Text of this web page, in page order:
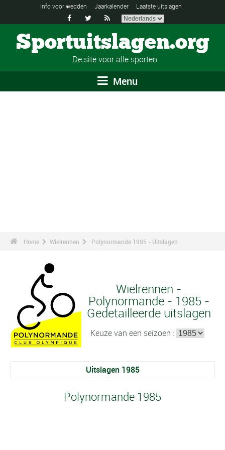
Info voor wedden Jaarkalender Laatste uitslagen
  
Sportuitslagen.org
De site voor alle sporten
Menu
Home Wielrennen Polynormande 1985 - Uitslagen
Wielrennen -
Polynormande - 1985 -
Gedetailleerde uitslagen
Keuze van een seizoen :
Uitslagen 1985
Polynormande 1985